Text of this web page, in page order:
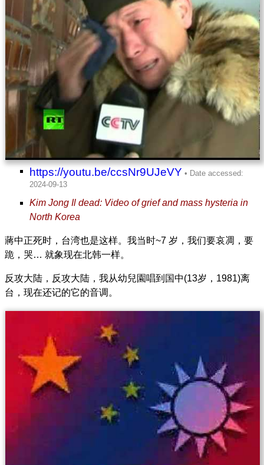
https://youtu.be/ccsNr9UJeVY
Kim Jong Il dead: Video of grief and mass hysteria in
North Korea
蔣中正死时，台湾也是这样。我当时~7 岁，我们要哀凋，要
跪，哭… 就象现在北韩一样。
反攻大陆，反攻大陆，我从幼兒園唱到国中(13岁，1981)离
台，现在还记的它的音调。